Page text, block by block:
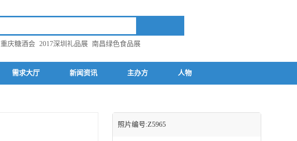
重庆糖酒会 2017深圳礼品展 南昌绿色食品展
需求大厅 新闻资讯 主办方 人物
照片编号:Z5965